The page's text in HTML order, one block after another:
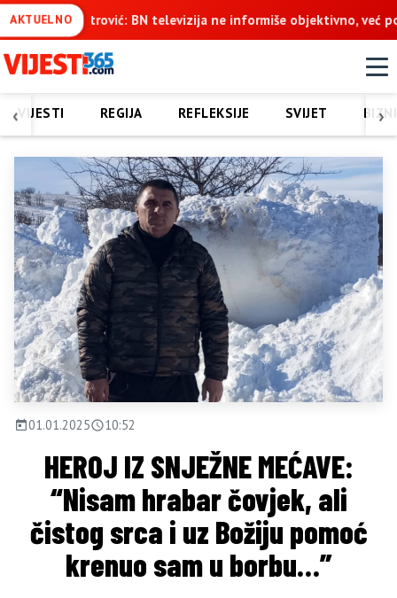
AKTUELNO
ne informiše objektivno, već pokušava da ospori vodovod na
‹ ›
VIJESTI REGIJA REFLEKSIJE SVIJET
01.01.2025 10:52
HEROJ IZ SNJEŽNE MEĆAVE:
“Nisam hrabar čovjek, ali
čistog srca i uz Božiju pomoć
krenuo sam u borbu…”